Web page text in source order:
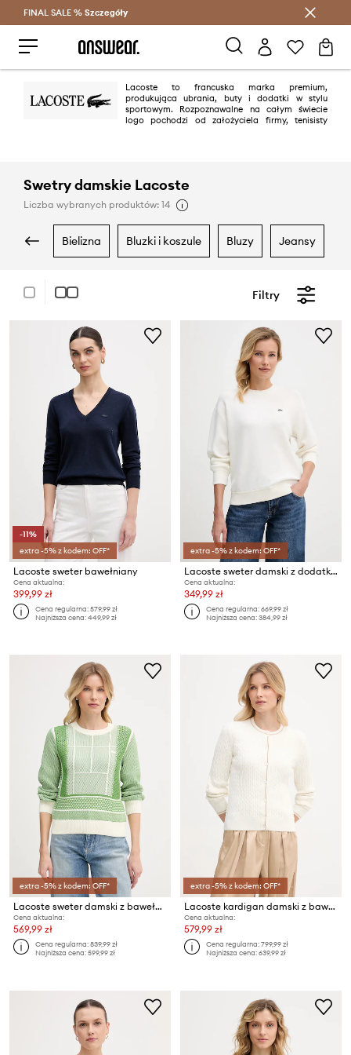
Oszczędzaj z Answear Club >
FINAL SALE % Szczegóły
Lacoste to francuska marka premium,
produkująca ubrania, buty i dodatki w stylu
sportowym. Rozpoznawalne na całym świecie
logo pochodzi od założyciela firmy, tenisisty
Swetry damskie Lacoste
Liczba wybranych produktów: 14
bielizna bluzki i koszule bluzy jeansy
Filtry
-11%
extra -5% z kodem: OFF*
Lacoste sweter bawełniany
Cena aktualna:
399,99 zł
Cena regularna:579,99 zł
Najniższa cena:449,99 zł
extra -5% z kodem: OFF*
Lacoste sweter damski z dodatkiem wełny
Cena aktualna:
349,99 zł
Cena regularna:669,99 zł
Najniższa cena:384,99 zł
extra -5% z kodem: OFF*
Lacoste sweter damski z bawełną
Cena aktualna:
569,99 zł
Cena regularna:839,99 zł
Najniższa cena:599,99 zł
extra -5% z kodem: OFF*
Lacoste kardigan damski z bawełną
Cena aktualna:
579,99 zł
Cena regularna:799,99 zł
Najniższa cena:639,99 zł